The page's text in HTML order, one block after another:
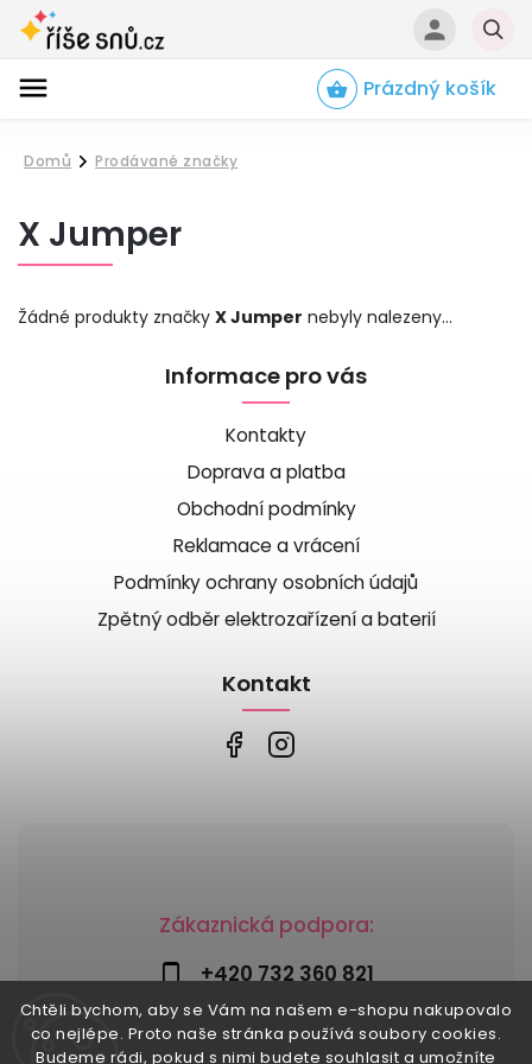
Chtěli bychom, aby se Vám na našem e-shopu nakupovalo
co nejlépe. Proto naše stránka používá soubory cookies.
Budeme rádi, pokud s nimi budete souhlasit a umožníte
Prázdný košík
Domů
/
Prodávané značky
X Jumper
Žádné produkty značky X Jumper nebyly nalezeny...
Zákaznická podpora:
+420 732 360 821
info@risesnu.cz
Informace pro vás
Kontakty
Doprava a platba
Obchodní podmínky
Reklamace a vrácení
Podmínky ochrany osobních údajů
Zpětný odběr elektrozařízení a baterií
Kontakt